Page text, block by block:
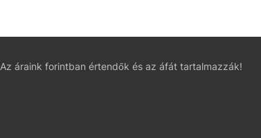
Az áraink forintban értendők és az áfát tartalmazzák!